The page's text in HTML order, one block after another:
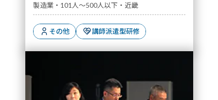
製造業・101人～500人以下・近畿
その他 講師派遣型研修